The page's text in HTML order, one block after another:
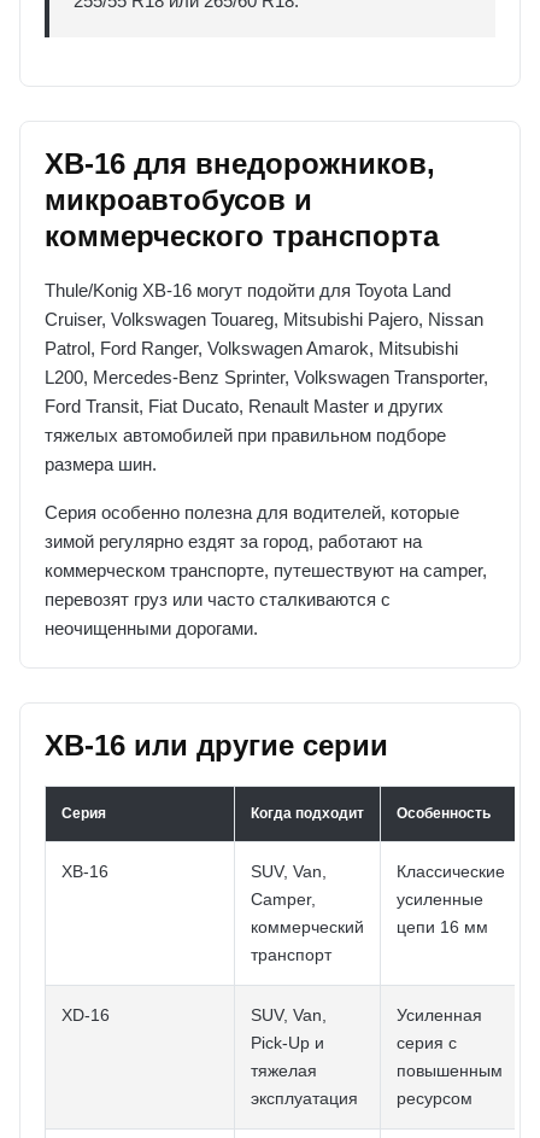
XB-16 для внедорожников,
микроавтобусов и
коммерческого транспорта
Thule/Konig XB-16 могут подойти для Toyota Land
Cruiser, Volkswagen Touareg, Mitsubishi Pajero, Nissan
Patrol, Ford Ranger, Volkswagen Amarok, Mitsubishi
L200, Mercedes-Benz Sprinter, Volkswagen Transporter,
Ford Transit, Fiat Ducato, Renault Master и других
тяжелых автомобилей при правильном подборе
размера шин.
Серия особенно полезна для водителей, которые
зимой регулярно ездят за город, работают на
коммерческом транспорте, путешествуют на camper,
перевозят груз или часто сталкиваются с
неочищенными дорогами.
XB-16 или другие серии
Серия Когда подходит Особенность
XB-16
SUV, Van,
Camper,
коммерческий
транспорт
Классические
усиленные
цепи 16 мм
XD-16
SUV, Van,
Pick-Up и
тяжелая
эксплуатация
Усиленная
серия с
повышенным
ресурсом